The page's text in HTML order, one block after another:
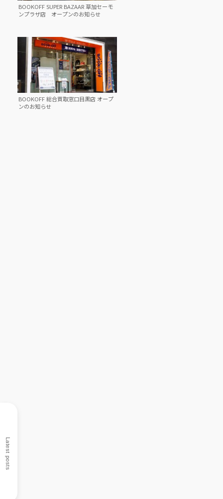
Latest posts
BOOKOFF SUPER BAZAAR 草加セーモ
ンプラザ店 オープンのお知らせ
BOOKOFF 総合買取窓口目黒店 オープ
ンのお知らせ